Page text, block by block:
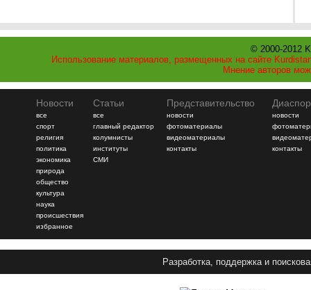
© 2000-2012
Использование материалов, размещенных на сайте
Мнение авторов
Новости
все
спорт
религия
политика
экономика
природа
общество
культура
наука
происшествия
избранное
Статьи
все
главный редактор
колумнисты
институты
СМИ
Представительство
новости
фотоматериалы
видеоматериалы
контакты
новости
контакты
Разработка, поддержка и